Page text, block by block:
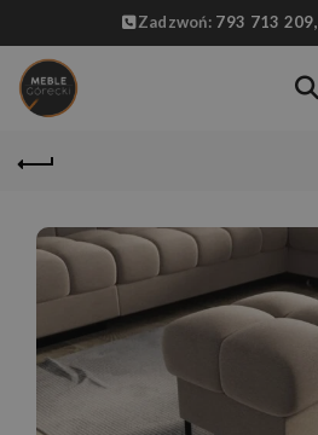
Zadzwoń: 793 713 209,